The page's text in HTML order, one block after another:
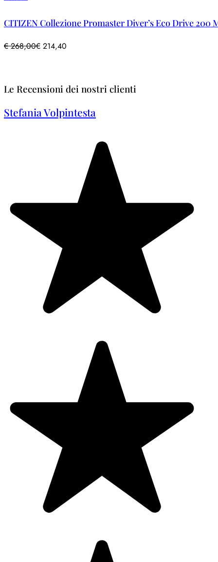
CITIZEN Collezione Promaster Diver’s Eco Drive 200
€268,00€ 214,40
Le Recensioni dei nostri clienti
Stefania Volpintesta